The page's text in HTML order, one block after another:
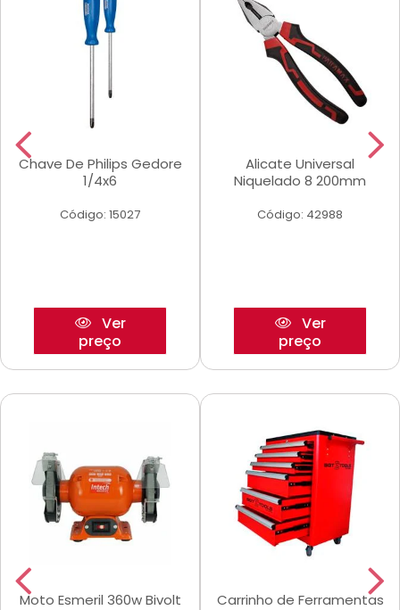
Chave De Philips Gedore
1/4x6
Código: 15027
Ver
preço
Alicate Universal
Niquelado 8 200mm
Código: 42988
Ver
preço
Moto Esmeril 360w Bivolt
Carrinho de Ferramentas